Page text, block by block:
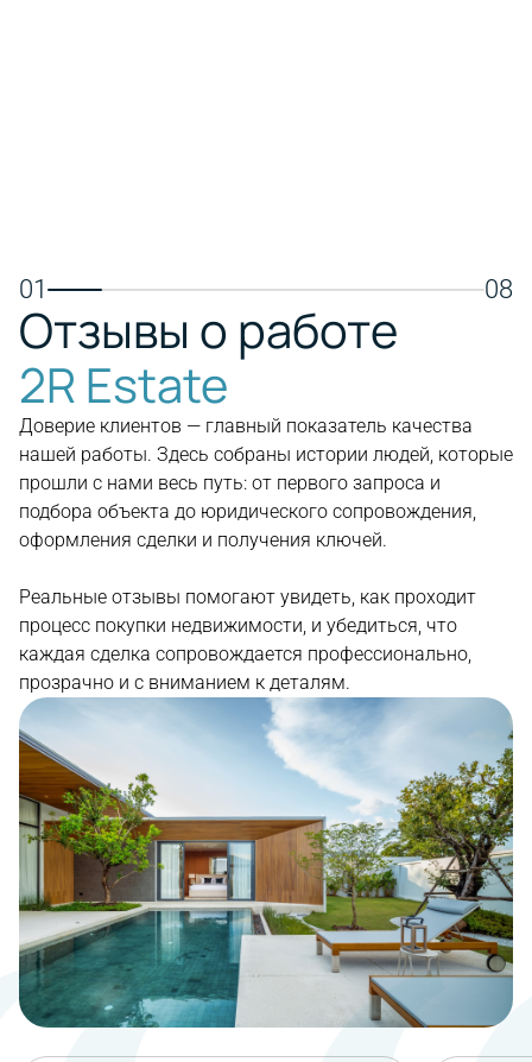
01 08
Отзывы о работе
2R Estate
Доверие клиентов — главный показатель качества
нашей работы. Здесь собраны истории людей, которые
прошли с нами весь путь: от первого запроса и
подбора объекта до юридического сопровождения,
оформления сделки и получения ключей.
Реальные отзывы помогают увидеть, как проходит
процесс покупки недвижимости, и убедиться, что
каждая сделка сопровождается профессионально,
прозрачно и с вниманием к деталям.